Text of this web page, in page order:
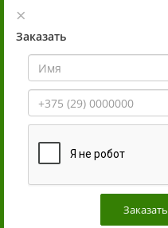
×
Заказать
Заказать